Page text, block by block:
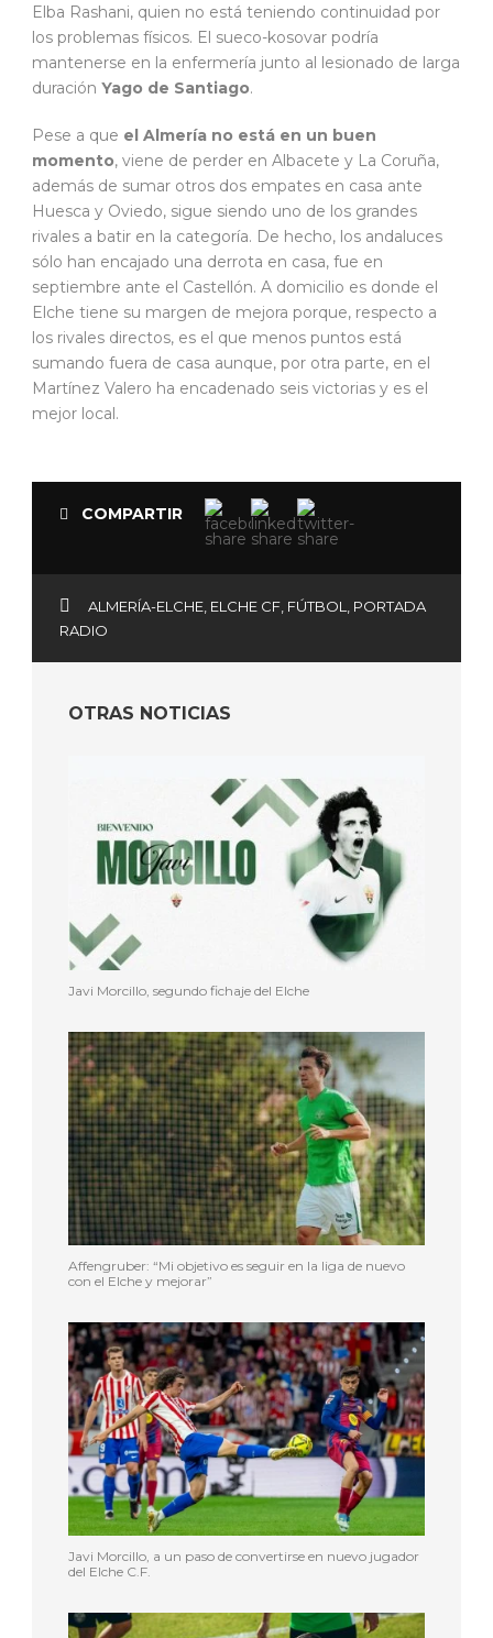
Elba Rashani, quien no está teniendo continuidad por
los problemas físicos. El sueco-kosovar podría
mantenerse en la enfermería junto al lesionado de larga
duración Yago de Santiago.
Pese a que el Almería no está en un buen
momento, viene de perder en Albacete y La Coruña,
además de sumar otros dos empates en casa ante
Huesca y Oviedo, sigue siendo uno de los grandes
rivales a batir en la categoría. De hecho, los andaluces
sólo han encajado una derrota en casa, fue en
septiembre ante el Castellón. A domicilio es donde el
Elche tiene su margen de mejora porque, respecto a
los rivales directos, es el que menos puntos está
sumando fuera de casa aunque, por otra parte, en el
Martínez Valero ha encadenado seis victorias y es el
mejor local.
COMPARTIR
ALMERÍA-ELCHE, ELCHE CF, FÚTBOL, PORTADA
RADIO
OTRAS NOTICIAS
Javi Morcillo, segundo fichaje del Elche
Affengruber: “Mi objetivo es seguir en la liga de nuevo
con el Elche y mejorar”
Javi Morcillo, a un paso de convertirse en nuevo jugador
del Elche C.F.